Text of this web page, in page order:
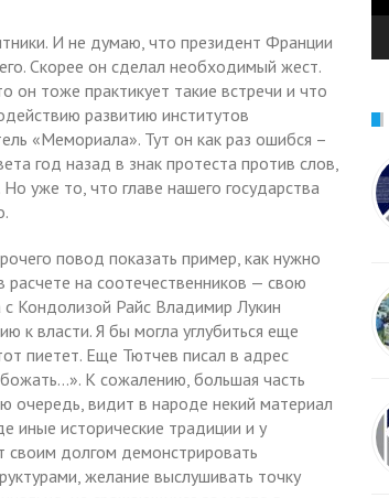
И не думаю, что президент Франции
Скорее он сделал необходимый жест.
он тоже практикует такие встречи и что
развитию институтов
«Мемориала». Тут он как раз ошибся –
год назад в знак протеста против слов,
уже то, что главе нашего государства
повод показать пример, как нужно
на соотечественников — свою
с Кондолизой Райс Владимир Лукин
к власти. Я бы могла углубиться еще
пиетет. Еще Тютчев писал в адрес
К сожалению, большая часть
очередь, видит в народе некий материал
иные исторические традиции и у
своим долгом демонстрировать
желание выслушивать точку